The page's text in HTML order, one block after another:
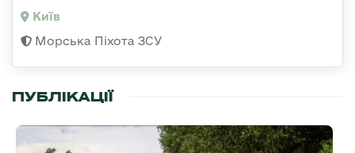
Київ
Морська Піхота ЗСУ
ПУБЛІКАЦІЇ